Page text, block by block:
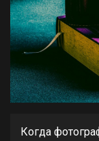
Когда